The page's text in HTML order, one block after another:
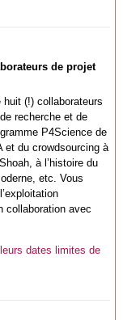
de projet
huit (!) collaborateurs
recherche et de
P4Science de
et du crowdsourcing à
à l’histoire du
etc. Vous
collaboration avec
dates limites de